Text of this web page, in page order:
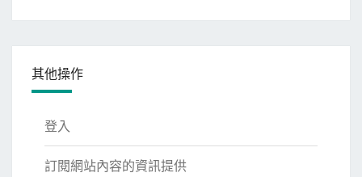
其他操作
登入
訂閱網站內容的資訊提供